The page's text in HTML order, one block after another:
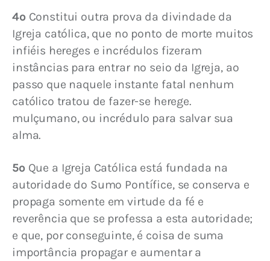
4º Constitui outra prova da divindade da
Igreja católica, que no ponto de morte muitos
infiéis hereges e incrédulos fizeram
instâncias para entrar no seio da Igreja, ao
passo que naquele instante fatal nenhum
católico tratou de fazer-se herege.
mulçumano, ou incrédulo para salvar sua
alma.
5º Que a Igreja Católica está fundada na
autoridade do Sumo Pontífice, se conserva e
propaga somente em virtude da fé e
reverência que se professa a esta autoridade;
e que, por conseguinte, é coisa de suma
importância propagar e aumentar a